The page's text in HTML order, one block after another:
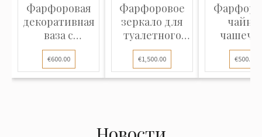
Фарфоровая
декоративная
ваза с
портретом
Джор...
€600.00
Фарфоровое
зеркало для
туалетного
столика в с...
€1,500.00 €500.00